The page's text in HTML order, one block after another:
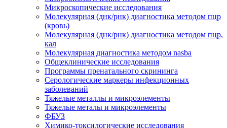
Микроскопические исследования
Молекулярная (днк/рнк) диагностика методом пцр
(кровь)
Молекулярная (днк/рнк) диагностика методом пцр,
кал
Молекулярная диагностика методом nasba
Общеклинические исследования
Программы пренатального скрининга
Серологические маркеры инфекционных
заболеваний
Тяжелые металлы и микроэлементы
Тяжелые металы и микроэлементы
ФБУЗ
Химико-токсилогические исследования